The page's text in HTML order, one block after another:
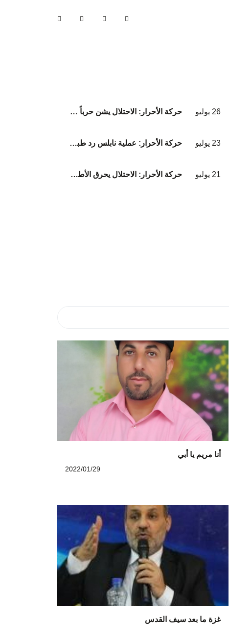
26 يوليو حركة الأحرار: الاحتلال يشن حرباً عقائدية لطمس الهوية والموروث الحضاري لشعبنا.
23 يوليو حركة الأحرار: عملية نابلس رد طبيعي على جرائم الاحتلال في غزة والضفة والقدس واعتداءات المستوطنين على الأقصى
21 يوليو حركة الأحرار: الاحتلال يحرق الأطفال والنساء في بيوتهم ويمحو عائلة المصري من السجل المدني.
أنا مريم يا أبي
غزة ما بعد سيف القدس